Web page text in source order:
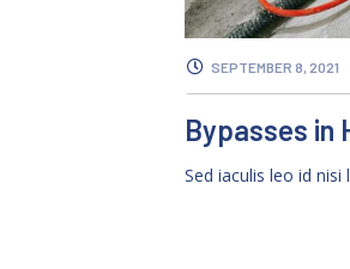
SEPTEMBER 8, 2021
Bypasses in
Sed iaculis leo id